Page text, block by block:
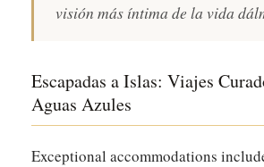
visión más íntima de la vida
Escapadas a Islas: Viajes
Aguas Azules
Exceptional accommodations